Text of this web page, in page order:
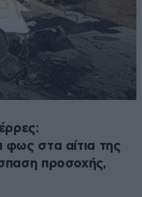
φως στα αίτια της
προσοχής,